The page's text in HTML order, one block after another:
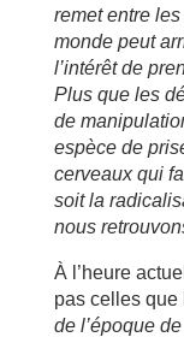
remet entre
monde peut
l’intérêt de
Plus que les
de
espèce de
cerveaux qui
soit la
nous
À l’heure
pas celles que
de l’époque